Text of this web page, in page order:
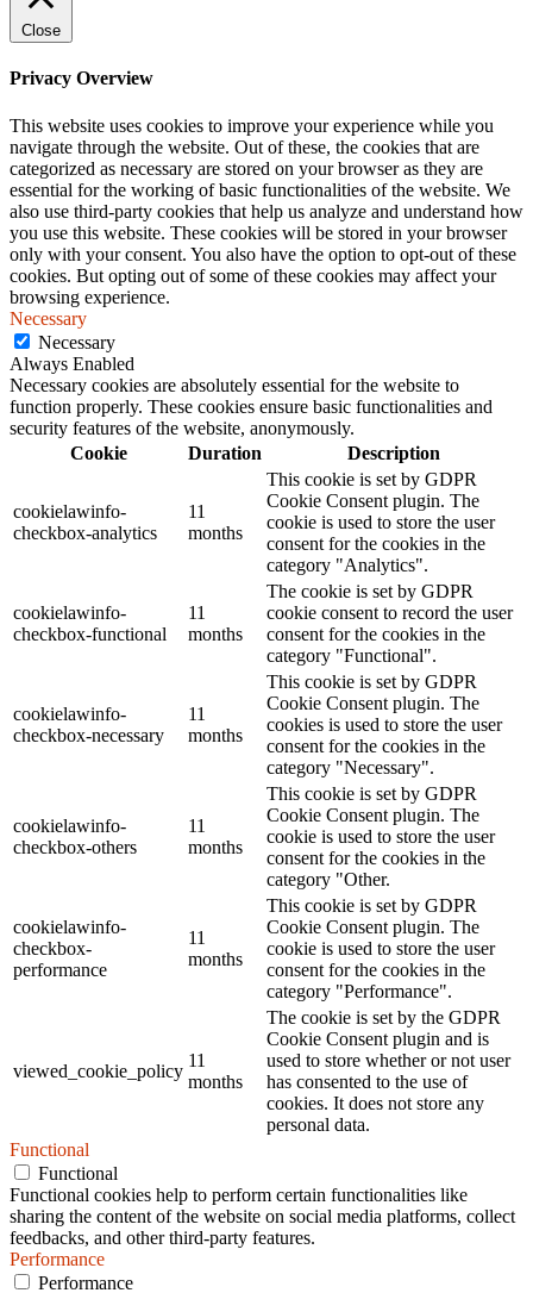
Close
Privacy Overview
This website uses cookies to improve your experience while you
navigate through the website. Out of these, the cookies that are
categorized as necessary are stored on your browser as they are
essential for the working of basic functionalities of the website. We
also use third-party cookies that help us analyze and understand how
you use this website. These cookies will be stored in your browser
only with your consent. You also have the option to opt-out of these
cookies. But opting out of some of these cookies may affect your
browsing experience.
Necessary
Necessary
Always Enabled
Necessary cookies are absolutely essential for the website to
function properly. These cookies ensure basic functionalities and
security features of the website, anonymously.
Cookie
Duration Description
cookielawinfo-
checkbox-analytics
11
months
This cookie is set by GDPR
Cookie Consent plugin. The
cookie is used to store the user
consent for the cookies in the
category "Analytics".
cookielawinfo-
checkbox-functional
11
months
The cookie is set by GDPR
cookie consent to record the user
consent for the cookies in the
category "Functional".
cookielawinfo-
checkbox-necessary
11
months
This cookie is set by GDPR
Cookie Consent plugin. The
cookies is used to store the user
consent for the cookies in the
category "Necessary".
cookielawinfo-
checkbox-others
11
months
This cookie is set by GDPR
Cookie Consent plugin. The
cookie is used to store the user
consent for the cookies in the
category "Other.
cookielawinfo-
checkbox-
performance
11
months
This cookie is set by GDPR
Cookie Consent plugin. The
cookie is used to store the user
consent for the cookies in the
category "Performance".
viewed_cookie_policy
11
months
The cookie is set by the GDPR
Cookie Consent plugin and is
used to store whether or not user
has consented to the use of
cookies. It does not store any
personal data.
Functional
Functional
Functional cookies help to perform certain functionalities like
sharing the content of the website on social media platforms, collect
feedbacks, and other third-party features.
Performance
Performance